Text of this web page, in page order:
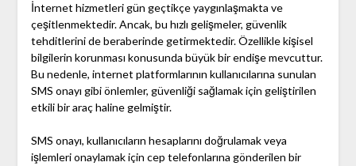
İnternet hizmetleri gün geçtikçe yaygınlaşmakta ve
çeşitlenmektedir. Ancak, bu hızlı gelişmeler, güvenlik
tehditlerini de beraberinde getirmektedir. Özellikle kişisel
bilgilerin korunması konusunda büyük bir endişe mevcuttur.
Bu nedenle, internet platformlarının kullanıcılarına sunulan
SMS onayı gibi önlemler, güvenliği sağlamak için geliştirilen
etkili bir araç haline gelmiştir.
SMS onayı, kullanıcıların hesaplarını doğrulamak veya
işlemleri onaylamak için cep telefonlarına gönderilen bir